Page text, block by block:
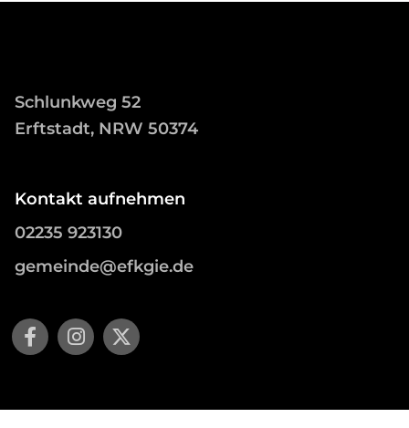
Schlunkweg 52
Erftstadt, NRW 50374
Kontakt aufnehmen
02235 923130
gemeinde@efkgie.de